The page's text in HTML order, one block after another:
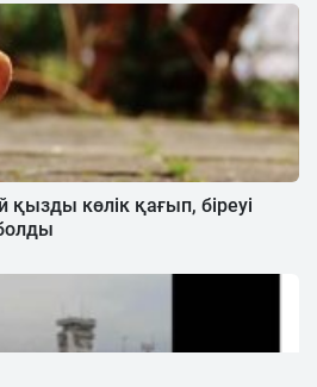
қызды көлік қағып, біреуі